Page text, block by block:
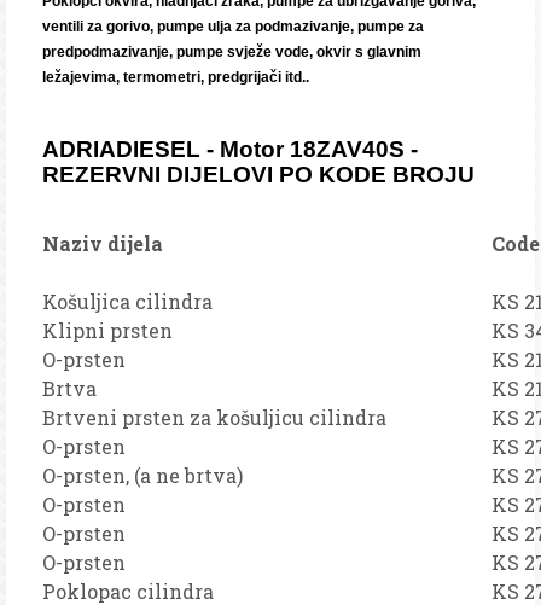
ventili za gorivo, pumpe ulja za podmazivanje, pumpe za
predpodmazivanje, pumpe svježe vode, okvir s glavnim
ležajevima, termometri, predgrijači itd..
ADRIADIESEL - Motor 18ZAV40S -
REZERVNI DIJELOVI PO KODE BROJU
Naziv dijela
Košuljica cilindra
KS
Klipni prsten
KS
O-prsten
KS
Brtva
KS
Brtveni prsten za košuljicu cilindra
KS
O-prsten
KS
O-prsten, (a ne brtva)
KS
O-prsten
KS
O-prsten
KS
O-prsten
KS
Poklopac cilindra
KS